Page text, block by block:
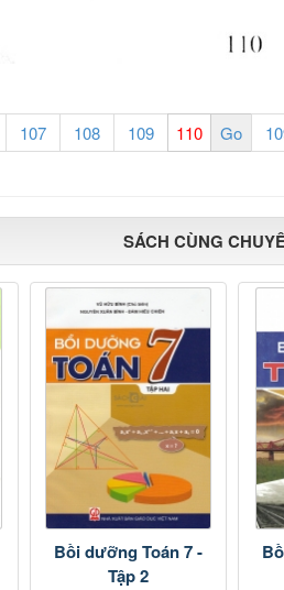
107 108 109
SÁCH CÙNG
Bồi dưỡng Toán 7 -
Tập 2